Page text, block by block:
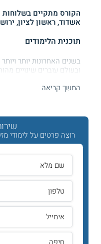
הקורס מתקיים
אשדוד, ראשון לציון,
תוכנית הלימודים
בשנים האחרונות יותר
ובעולם עוברים שינויים
חולים, במרכזים רפואיים
תוכנית הלימודים בקורס
שישתלבו בסביבת עבודה
משולב בין ניהול מרפאה
במהלך הלימודים
הרפואה והפרא- רפואה,
יחידה רפואית או מדעית,
רפואית, שירות יעיל ללקוח
חלק אינטגראלי
ומושגים מדעיים
רפואיות של תהליכים
מקורסים עיוניים בצורה
מעשיים הכוללים עבודה
המשך קריאה
רוצה פרטים על לימודי